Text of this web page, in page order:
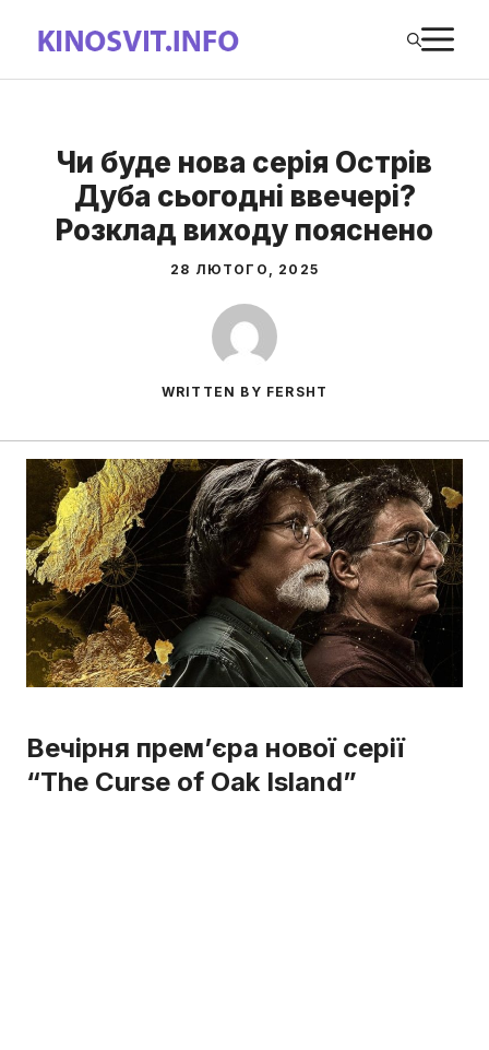
вмісту
Чи буде нова серія Острів
Дуба сьогодні ввечері?
Розклад виходу пояснено
28 ЛЮТОГО, 2025
WRITTEN BY FERSHT
Вечірня прем’єра нової серії
“The Curse of Oak Island”